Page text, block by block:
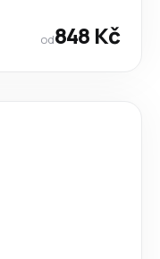
od848 Kč